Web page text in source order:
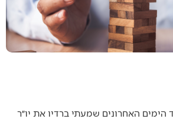
הימים האחרונים שמעתי ברדיו את יו״ר